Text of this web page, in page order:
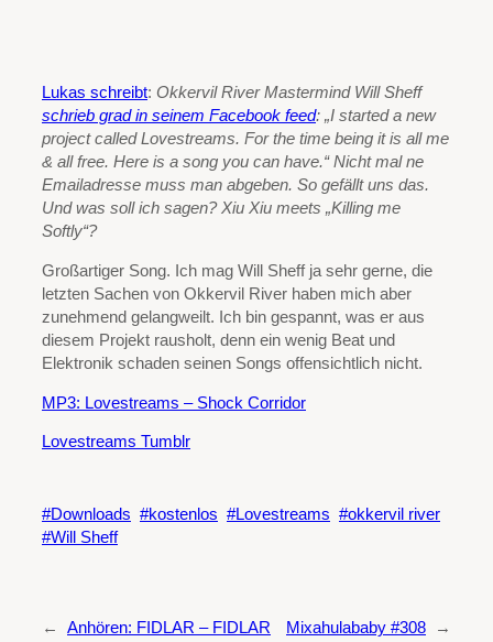
Lukas schreibt: Okkervil River Mastermind Will Sheff
schrieb grad in seinem Facebook feed: „I started a new
project called Lovestreams. For the time being it is all me
& all free. Here is a song you can have.“ Nicht mal ne
Emailadresse muss man abgeben. So gefällt uns das.
Und was soll ich sagen? Xiu Xiu meets „Killing me
Softly“?
Großartiger Song. Ich mag Will Sheff ja sehr gerne, die
letzten Sachen von Okkervil River haben mich aber
zunehmend gelangweilt. Ich bin gespannt, was er aus
diesem Projekt rausholt, denn ein wenig Beat und
Elektronik schaden seinen Songs offensichtlich nicht.
MP3: Lovestreams – Shock Corridor
Lovestreams Tumblr
Downloads kostenlos Lovestreams
okkervil river
Will Sheff
← Anhören: FIDLAR – FIDLAR Mixahulababy #308 →